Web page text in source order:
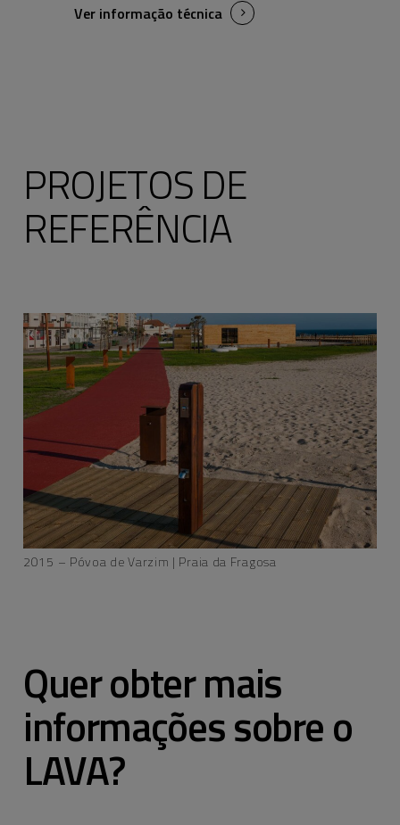
Ver informação técnica
PROJETOSDE
REFERÊNCIA
2015 – Póvoa de Varzim | Praia da Fragosa
Quer obter mais
informações sobre o
LAVA?
melhorar a minha experiência